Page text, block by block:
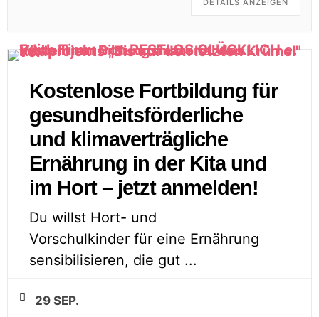
Kostenlose Fortbildung für
gesundheitsförderliche
und klimaverträgliche
Ernährung in der Kita und
im Hort – jetzt anmelden!
Du willst Hort- und
Vorschulkinder für eine Ernährung
sensibilisieren, die gut ...
29 SEP.